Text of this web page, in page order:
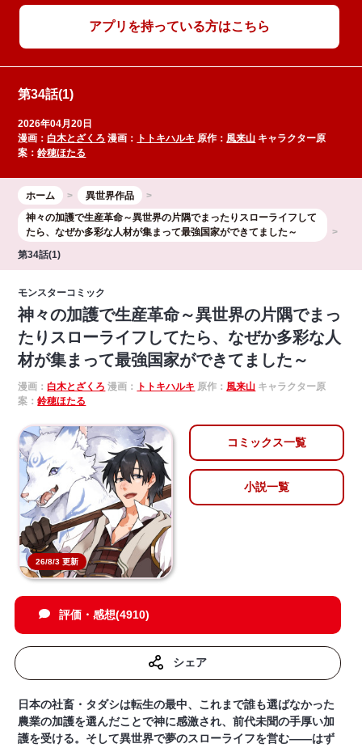
アプリを持っている方はこちら
第34話(1)
2026年04月20日
漫画：白木とざくろ 漫画： トトキハルキ 原作： 風来山 キャラクター原
案：鈴穂ほたる
ホーム
異世界作品
神々の加護で生産革命～異世界の片隅でまったりスローライフして
たら、なぜか多彩な人材が集まって最強国家ができてました～
第34話(1)
モンスターコミック
神々の加護で生産革命～異世界の片隅でまっ
たりスローライフしてたら、なぜか多彩な人
材が集まって最強国家ができてました～
漫画：白木とざくろ 漫画： トトキハルキ 原作： 風来山 キャラクター原
案：鈴穂ほたる
26/8/3 更新
コミックス一覧
小説一覧
評価・感想(4910)
シェア
日本の社畜・タダシは転生の最中、これまで誰も選ばなかった
農業の加護を選んだことで神に感激され、前代未聞の手厚い加
護を受ける。そして異世界で夢のスローライフを営む――はず